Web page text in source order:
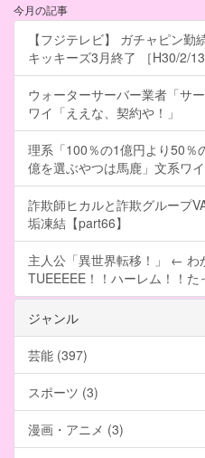
今月の記事
【フジテレビ】 ガチャピン
キッキーズ3月終了 ［H30/2/13
ウォーターサーバー業者「サ
ワイ「ええな、契約や！」
理系「100％の1億円より50％
億を選ぶやつは馬鹿」文系ワイ
詐欺師ヒカルと詐欺グループ
垢凍結【part66】
主人公「異世界転移！」 ←
TUEEEEE！！ハーレム！！
ジャンル
芸能 (397)
スポーツ (3)
漫画・アニメ (3)